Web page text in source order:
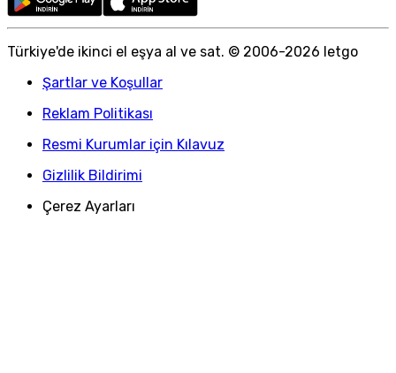
Türkiye'de ikinci el eşya al ve sat. © 2006-2026 letgo
Şartlar ve Koşullar
Reklam Politikası
Resmi Kurumlar için Kılavuz
Gizlilik Bildirimi
Çerez Ayarları